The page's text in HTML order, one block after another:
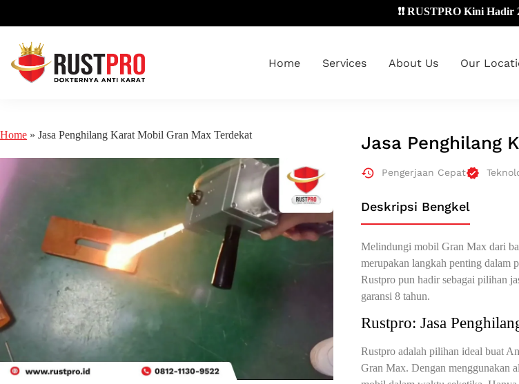
❗❗ RUSTPRO Kini Hadir 24
Home Services About Us Our
Home » Jasa Penghilang Karat Mobil Gran Max Terdekat Jasa Penghilang
Pengerjaan Cepat
Deskripsi Bengkel
Melindungi mobil Gran Max dari
merupakan langkah penting dalam
Rustpro pun hadir sebagai pilihan
garansi 8 tahun.
Rustpro: Jasa
Rustpro adalah pilihan ideal buat
Gran Max. Dengan menggunakan